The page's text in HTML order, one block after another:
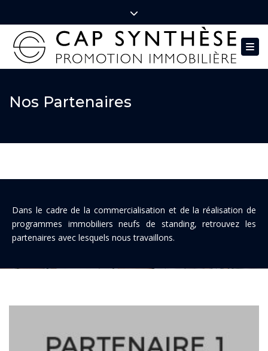
Lun – Vend : 9:00 – 18:00
01.85.08.82.70
contact@capsynthese.com
Close top bar
Nos Partenaires
Dans le cadre de la commercialisation et de la réalisation de
programmes immobiliers neufs de standing, retrouvez les
partenaires avec lesquels nous travaillons.